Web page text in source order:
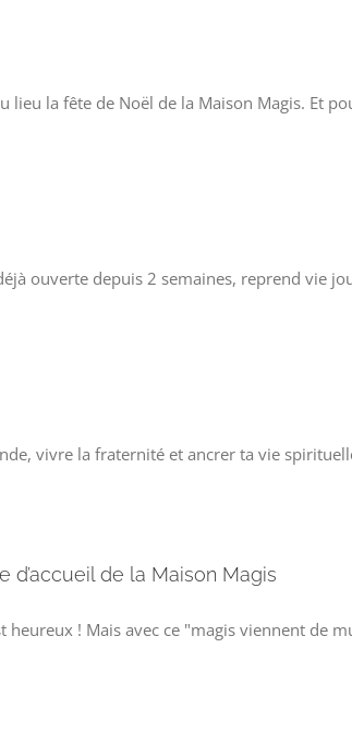
la fête de Noël de la Maison Magis. Et
ouverte depuis 2 semaines, reprend vie
vivre la fraternité et ancrer ta vie
d’accueil de la Maison Magis
! Mais avec ce "magis viennent de